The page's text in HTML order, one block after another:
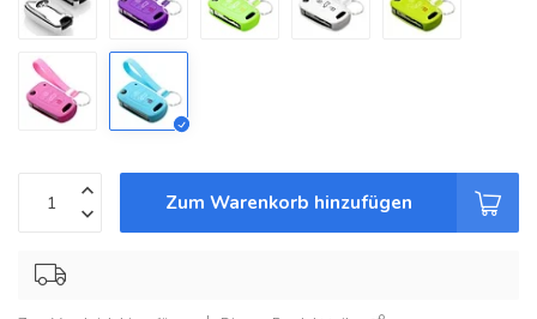
Zum Warenkorb hinzufügen